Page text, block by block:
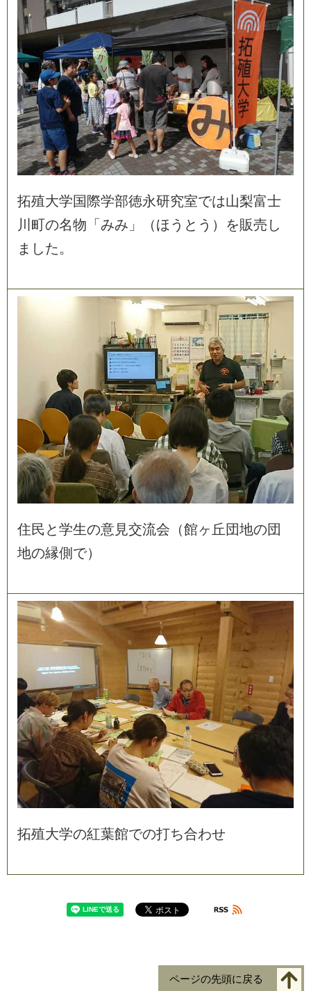
拓殖大学国 際学部徳永研究室では山梨富士
川 町の名物 「 みみ 」 （ほ う と う ） を販売 し
ま した。
住民 と学生の意見交流会 （館ヶ 丘 団地の団
地の縁側 で）
拓殖大学の紅葉館での打ち合わせ
ページの先頭に戻る